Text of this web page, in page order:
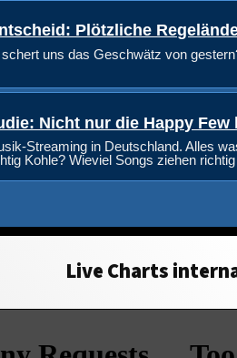
Plötzliche
uns das Geschwätz von
Nicht nur die Happy Few
Streaming in Deutschland. Alles
Kohle? Wieviel Songs ziehen
Live Charts